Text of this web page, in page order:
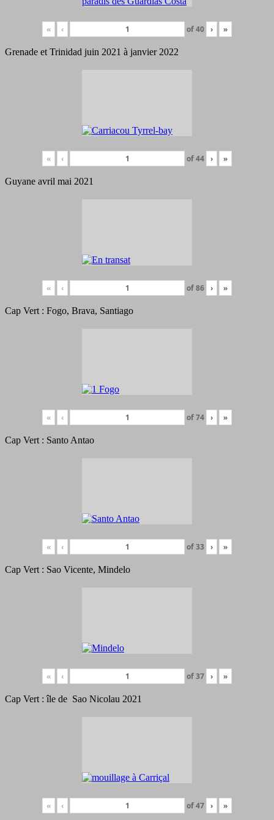
« ‹ of40 › »
Grenade et Trinidad juin 2021 à janvier 2022
« ‹ of44 › »
Guyane avril mai 2021
« ‹ of86 › »
Cap Vert : Fogo, Brava, Santiago
« ‹ of74 › »
Cap Vert : Santo Antao
« ‹ of33 › »
Cap Vert : Sao Vicente, Mindelo
« ‹ of37 › »
Cap Vert : île de Sao Nicolau 2021
« ‹ of47 › »